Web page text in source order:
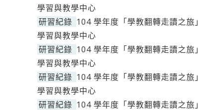
學習與教學中心
研習紀錄 104 學年度「學教翻轉走讀之旅」
學習與教學中心
研習紀錄 104 學年度「學教翻轉走讀之旅」
學習與教學中心
研習紀錄 104 學年度「學教翻轉走讀之旅」
學習與教學中心
研習紀錄 104 學年度「學教翻轉走讀之旅」